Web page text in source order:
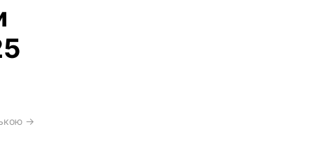
→